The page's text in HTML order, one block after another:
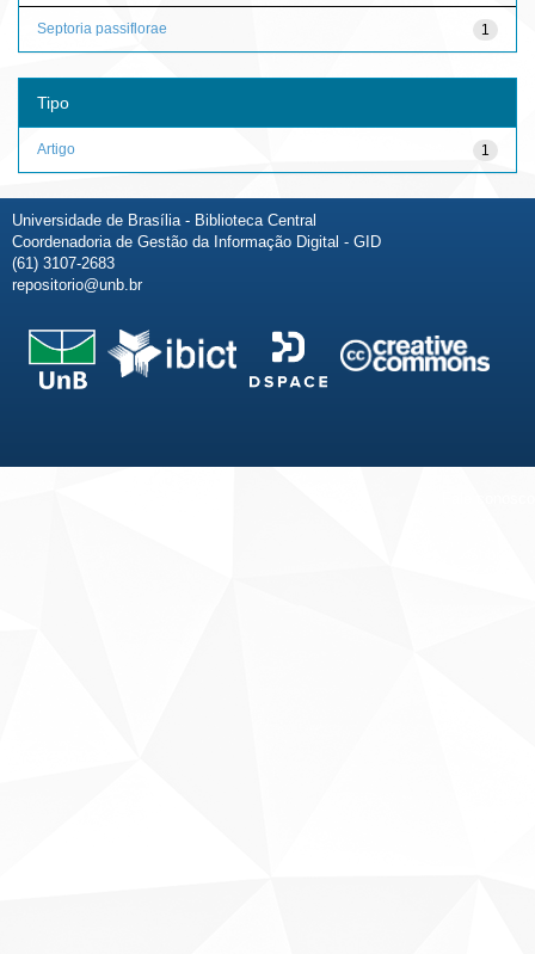
1
Septoria passiflorae
Tipo
1
Artigo
Universidade de Brasília - Biblioteca Central
Coordenadoria de Gestão da Informação Digital - GID
(61) 3107-2683
repositorio@unb.br